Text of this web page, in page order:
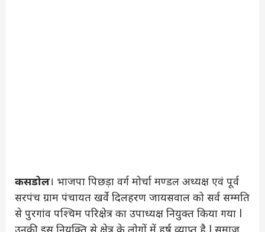
कसडोल। भाजपा पिछड़ा वर्ग मोर्चा मण्डल अध्यक्ष एवं पूर्व
सरपंच ग्राम पंचायत खर्वे दिलहरण जायसवाल को सर्व सम्मति
से पुरगांव पश्चिम परिक्षेत्र का उपाध्यक्ष नियुक्त किया गया l
उनकी इस नियुक्ति से क्षेत्र के लोगों में हर्ष व्याप्त है l समाज